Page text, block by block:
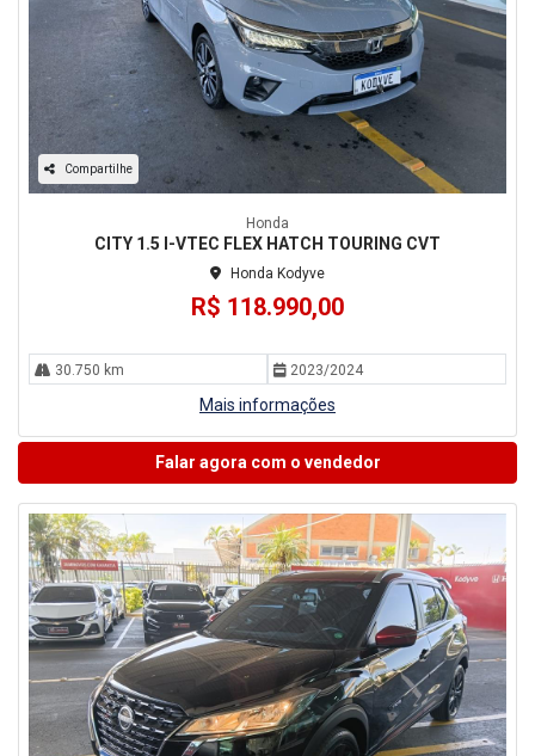
Compartilhe
Honda
CITY 1.5 I-VTEC FLEX HATCH TOURING CVT
Honda Kodyve
R$ 118.990,00
30.750 km 2023/2024
Mais informações
Falar agora com o vendedor